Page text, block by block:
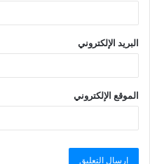
البريد الإلكتروني
الموقع الإلكتروني